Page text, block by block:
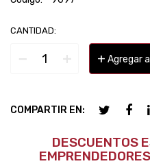
CANTIDAD:
− + + Agregar
COMPARTIR EN:
DESCUENTOS